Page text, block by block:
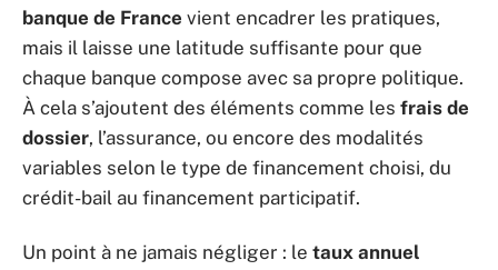
banque de France vient encadrer les pratiques,
mais il laisse une latitude suffisante pour que
chaque banque compose avec sa propre politique.
À cela s’ajoutent des éléments comme les frais de
dossier, l’assurance, ou encore des modalités
variables selon le type de financement choisi, du
crédit-bail au financement participatif.
Un point à ne jamais négliger : le taux annuel